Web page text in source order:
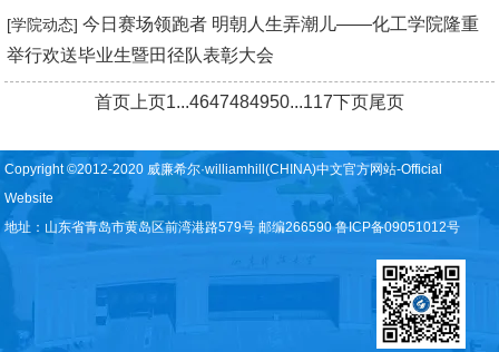
[学院动态]今日赛场领跑者 明朝人生弄潮儿——化工学院隆重
举行欢送毕业生暨田径队表彰大会
首页上页 1...4647484950...117 下页 尾页
Copyright ©2012-2020 威廉希尔·williamhill(CHINA)中文官方网站-Official
Website
地址：山东省青岛市黄岛区前湾港路579号 邮编266590 鲁ICP备09051012号